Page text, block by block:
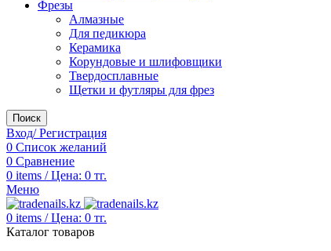
Фрезы
Алмазные
Для педикюра
Керамика
Корундовые и шлифовщики
Твердосплавные
Щетки и футляры для фрез
Поиск
Вход/ Регистрация
0 Список желаний
0 Сравнение
0 items / Цена: 0 тг.
Меню
0 items / Цена: 0 тг.
Каталог товаров